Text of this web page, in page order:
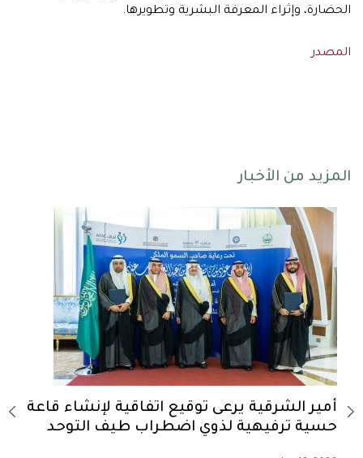
الحضارة، وإثراء المعرفة البشرية وتطويرها.
المصدر
المزيد من الأخبار
-
أمير الشرقية يرعى توقيع اتفاقية لإنشاء قاعة
حسية ترفيهية لذوي اضطراب طيف التوحد